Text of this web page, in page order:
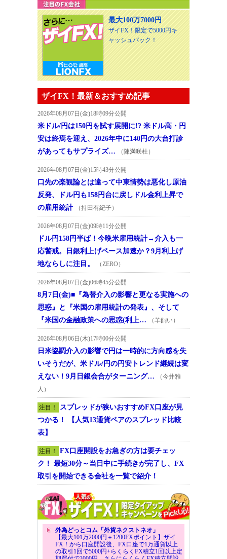
最大100万7000円
ザイFX！限定で5000円キ
ャッシュバック！
ザイFX！最新＆おすすめ記事
2026年08月07日(金)18時09分公開
米ドル/円は150円を試す展開に!? 米ドル高・円
安は終焉を迎え、2026年中に140円の大台打診
があってもサプライズ…
（陳満咲杜）
2026年08月07日(金)15時43分公開
口先の楽観論とは違って中東情勢は悪化し原油
反発、ドル円も158円台に戻しドル金利上昇で
の雇用統計
（持田有紀子）
2026年08月07日(金)09時11分公開
ドル円158円半ば！今晩米雇用統計→介入も一
応警戒。日銀利上げペース加速か？9月利上げ
地ならしに注目。
（ZERO）
2026年08月07日(金)06時45分公開
8月7日(金)■『為替介入の影響と更なる実施への
思惑』と『米国の雇用統計の発表』、そして
『米国の金融政策への思惑(利上…
（羊飼い）
2026年08月06日(木)17時00分公開
日米協調介入の影響で円は一時的に方向感を失
いそうだが、米ドル/円の円安トレンド継続は変
えない！9月日銀会合がターニング…
（今井雅
人）
注目！
スプレッドが狭いおすすめFX口座が見
つかる！ 【人気13通貨ペアのスプレッド比較
表】
注目！
FX口座開設をお急ぎの方は要チェッ
ク！ 最短30分～当日中に手続きが完了し、FX
取引を開始できる会社を一覧で紹介！
外為どっとコム「外貨ネクストネオ」
【最大101万2000円＋1200FXポイント】ザイ
FX！から口座開設後、FX口座で1万通貨以上
の取引1回で5000円+らくらくFX積立1回以上定